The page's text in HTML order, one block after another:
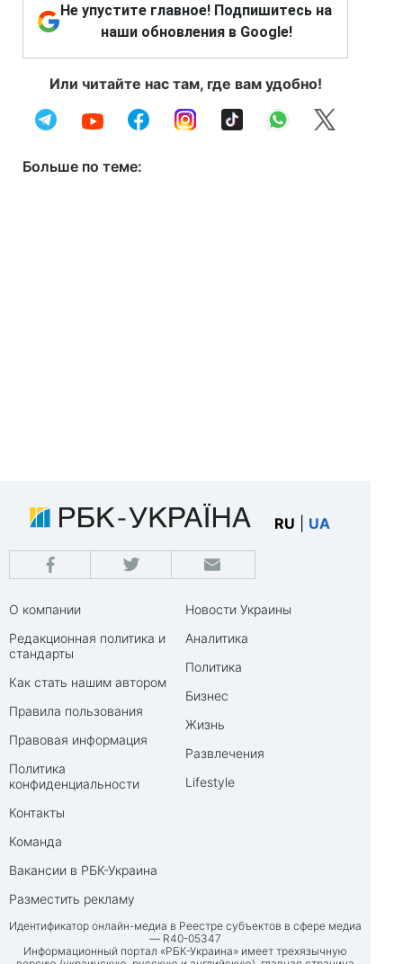
Не упустите главное! Подпишитесь на
наши обновления в Google!
Или читайте нас там, где вам удобно!
Больше по теме:
RU UA
О компании
Редакционная политика и
стандарты
Как стать нашим автором
Правила пользования
Правовая информация
Политика
конфиденциальности
Контакты
Команда
Вакансии в РБК-Украина
Разместить рекламу
Новости Украины
Аналитика
Политика
Бизнес
Жизнь
Развлечения
Lifestyle
Идентификатор онлайн-медиа в Реестре субъектов в сфере медиа
— R40-05347
Информационный портал «РБК-Украина» имеет трехязычную